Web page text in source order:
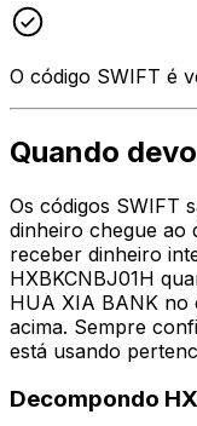
O código SWIFT é
Quando
Os códigos SWIFT
dinheiro chegue ao
receber dinheiro
HXBKCNBJ01H
HUA XIA BANK no
acima. Sempre
está usando
Decompondo